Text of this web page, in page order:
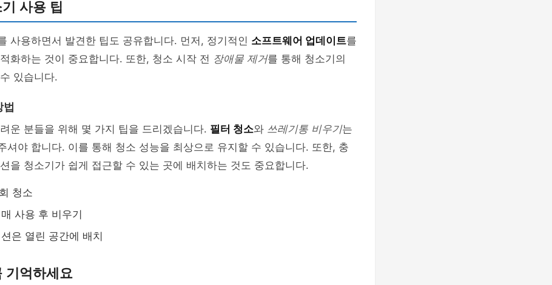
사용 팁
사용하면서 발견한 팁도 공유합니다. 먼저, 정기적인 소프트웨어 업데이트를
화하는 것이 중요합니다. 또한, 청소 시작 전 장애물 제거를 통해 청소기의
있습니다.
운 분들을 위해 몇 가지 팁을 드리겠습니다. 필터 청소와 쓰레기통 비우기는
셔야 합니다. 이를 통해 청소 성능을 최상으로 유지할 수 있습니다. 또한, 충
을 청소기가 쉽게 접근할 수 있는 곳에 배치하는 것도 중요합니다.
청소
사용 후 비우기
은 열린 공간에 배치
기억하세요